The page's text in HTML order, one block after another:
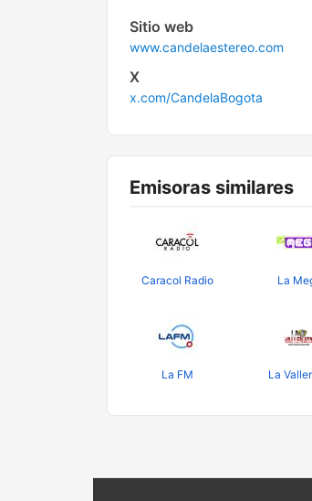
Sitio web
www.candelaestereo.com
X
x.com/CandelaBogota
Emisoras similares
Caracol Radio La
La FM La